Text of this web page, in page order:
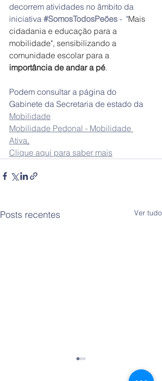
decorrem atividades no âmbito da
iniciativa #SomosTodosPeões -  "Mais
cidadania e educação para a
mobilidade", sensibilizando a
comunidade escolar para a
importância de andar a pé.
Podem consultar a página do
Gabinete da Secretaria de estado da
Mobilidade
Mobilidade Pedonal - Mobilidade
Ativa.
Clique aqui para saber mais
Posts recentes Ver tudo